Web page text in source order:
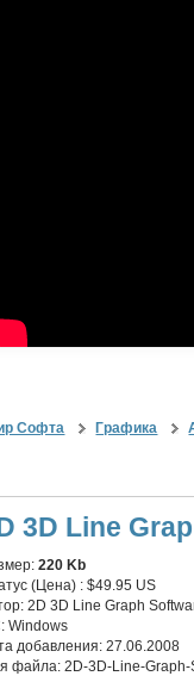
Софта Графика
3D Line
220 Kb
(Цена) :$49.95 US
2D 3D Line Graph
Windows
добавления:27.06.2008
файла:2D-3D-Line-